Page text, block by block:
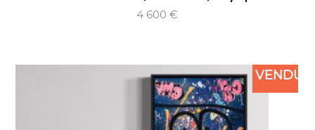
4 600 €
VENDU